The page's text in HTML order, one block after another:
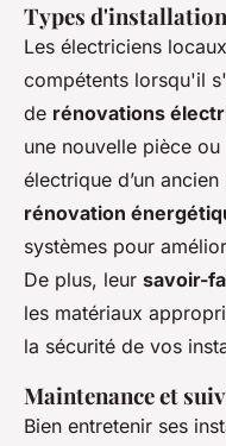
Types
Les électriciens
compétents lorsqu'il
de rénovations
une nouvelle pièce
électrique d’un
rénovation
systèmes pour
De plus, leur savoir-
les matériaux
la sécurité de vos
Maintenance et
Bien entretenir ses